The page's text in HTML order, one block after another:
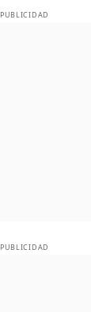
PUBLICIDAD
PUBLICIDAD